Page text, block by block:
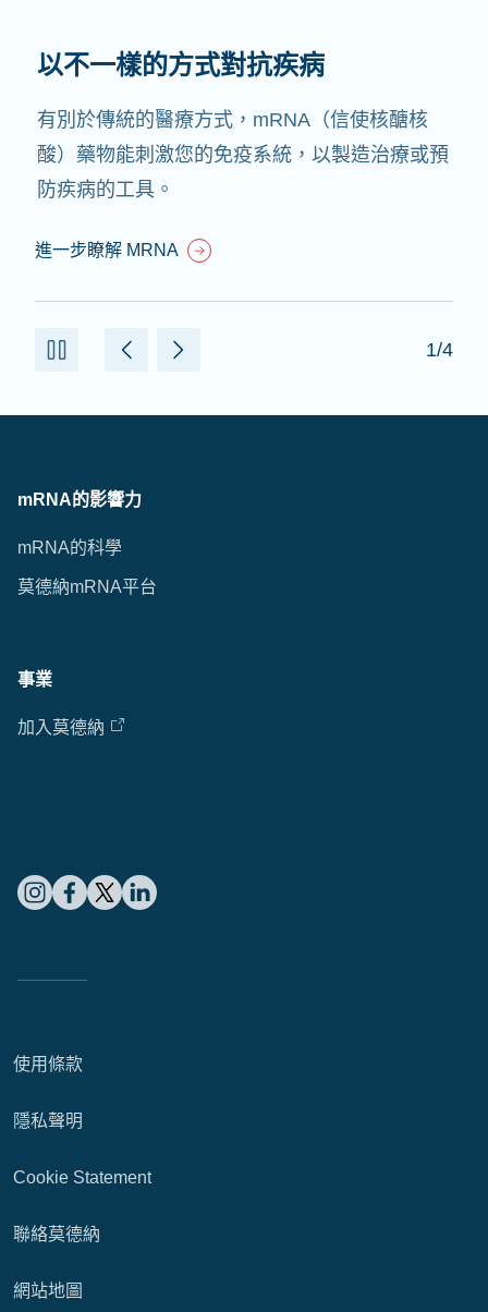
以不一樣的方式對抗疾病
有別於傳統的醫療方式，mRNA（信使核醣核
酸）藥物能刺激您的免疫系統，以製造治療或預
防疾病的工具。
進一步瞭解 MRNA
1/4
mRNA的影響力
mRNA的科學
莫德納mRNA平台
事業
加入莫德納
使用條款
隱私聲明
Cookie Statement
聯絡莫德納
網站地圖